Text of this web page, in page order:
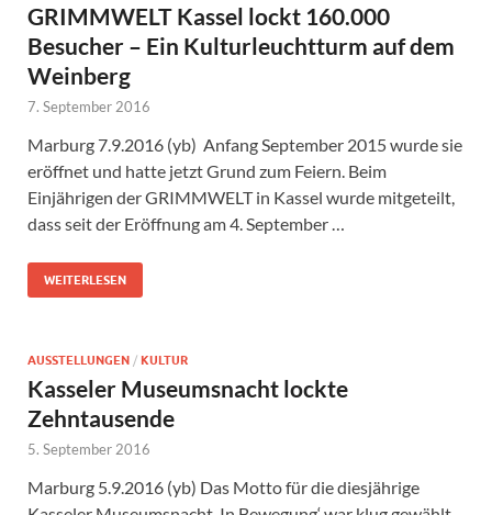
GRIMMWELT Kassel lockt 160.000
Besucher – Ein Kulturleuchtturm auf dem
Weinberg
7. September 2016
Marburg 7.9.2016 (yb) Anfang September 2015 wurde sie
eröffnet und hatte jetzt Grund zum Feiern. Beim
Einjährigen der GRIMMWELT in Kassel wurde mitgeteilt,
dass seit der Eröffnung am 4. September …
WEITERLESEN
AUSSTELLUNGEN / KULTUR
Kasseler Museumsnacht lockte
Zehntausende
5. September 2016
Marburg 5.9.2016 (yb) Das Motto für die diesjährige